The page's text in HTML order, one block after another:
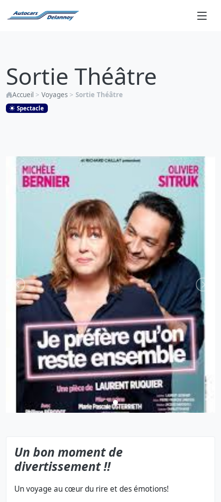
Sortie Théâtre
Accueil > Voyages > Sortie Théâtre
Spectacle
Un bon moment de
divertissement !!
Un voyage au cœur du rire et des émotions!